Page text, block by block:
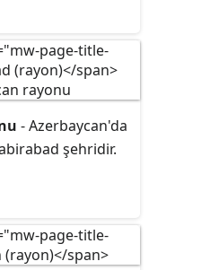
- Azerbaycan'da
şehridir.